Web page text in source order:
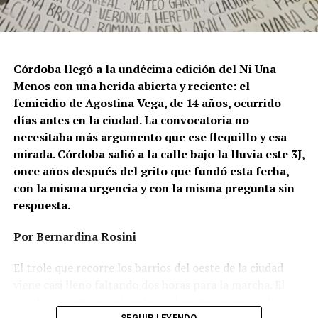
Ganar la vida: La historia de (no)
Córdoba llegó a la undécima edición del Ni Una
Menos con una herida abierta y reciente: el
femicidio de Agostina Vega, de 14 años, ocurrido
días antes en la ciudad. La convocatoria no
necesitaba más argumento que ese flequillo y esa
mirada. Córdoba salió a la calle bajo la lluvia este 3J,
once años después del grito que fundó esta fecha,
con la misma urgencia y con la misma pregunta sin
respuesta.
Por Bernardina Rosini
El trole que recorre los barrios del oeste de la ciudad